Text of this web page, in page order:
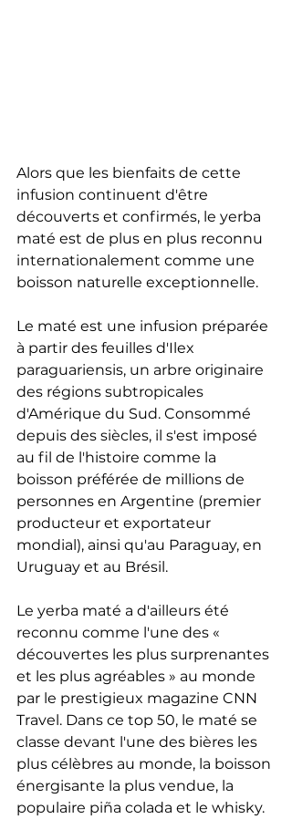
Alors que les bienfaits de cette
infusion continuent d'être
découverts et confirmés, le yerba
maté est de plus en plus reconnu
internationalement comme une
boisson naturelle exceptionnelle.
Le maté est une infusion préparée
à partir des feuilles d'Ilex
paraguariensis, un arbre originaire
des régions subtropicales
d'Amérique du Sud. Consommé
depuis des siècles, il s'est imposé
au fil de l'histoire comme la
boisson préférée de millions de
personnes en Argentine (premier
producteur et exportateur
mondial), ainsi qu'au Paraguay, en
Uruguay et au Brésil.
Le yerba maté a d'ailleurs été
reconnu comme l'une des «
découvertes les plus surprenantes
et les plus agréables » au monde
par le prestigieux magazine CNN
Travel. Dans ce top 50, le maté se
classe devant l'une des bières les
plus célèbres au monde, la boisson
énergisante la plus vendue, la
populaire piña colada et le whisky.